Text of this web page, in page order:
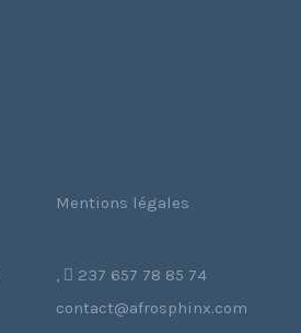
Mentions légales
,  237 657 78 85 74
contact@afrosphinx.com